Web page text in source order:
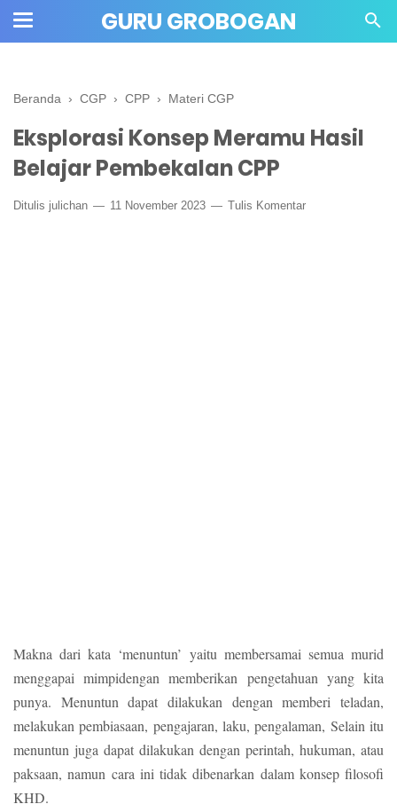
GURU GROBOGAN
Beranda › CGP › CPP › Materi CGP
Eksplorasi Konsep Meramu Hasil
Belajar Pembekalan CPP
Ditulis julichan 11 November 2023 Tulis Komentar
Makna dari kata ‘menuntun’ yaitu membersamai semua murid
menggapai mimpidengan memberikan pengetahuan yang kita
punya. Menuntun dapat dilakukan dengan memberi teladan,
melakukan pembiasaan, pengajaran, laku, pengalaman, Selain itu
menuntun juga dapat dilakukan dengan perintah, hukuman, atau
paksaan, namun cara ini tidak dibenarkan dalam konsep filosofi
KHD.